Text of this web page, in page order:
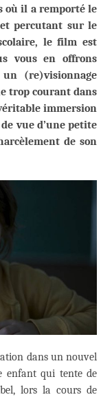
où il a remporté le
percutant sur le
le film est
vous en offrons
(re)visionnage
trop courant dans
immersion
vue d’une petite
de son
dans un nouvel
enfant qui tente de
lors la cours de